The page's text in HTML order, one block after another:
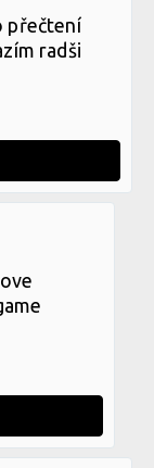
přečtení
radši